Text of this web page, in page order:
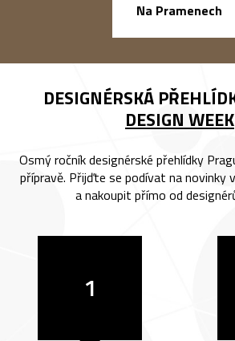
Na Pramenech
DESIGNÉRSKÁ
DESIGN WEEK
Osmý ročník designérské přehlídky
přípravě. Přijďte se podívat na novinky
a nakoupit přímo od
1